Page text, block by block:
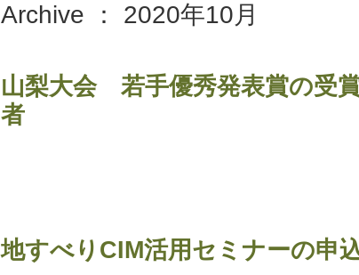
Archive ： 2020年10月
山梨大会 若手優秀発表賞の受
者
地すべりCIM活用セミナーの申